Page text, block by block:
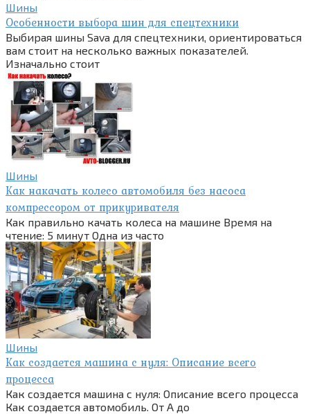
Шины
Особенности выбора шин для спецтехники
Выбирая шины Sava для спецтехники, ориентироваться
вам стоит на несколько важных показателей.
Изначально стоит
Шины
Как накачать колесо автомобиля без насоса
компрессором от прикуривателя
Как правильно качать колеса на машине Время на
чтение: 5 минут Одна из часто
Шины
Как создается машина с нуля: Описание всего
процесса
Как создается машина с нуля: Описание всего процесса
Как создается автомобиль. От А до